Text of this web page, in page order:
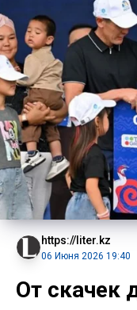
https://liter.kz
06 Июня 2026 19:40
От скачек